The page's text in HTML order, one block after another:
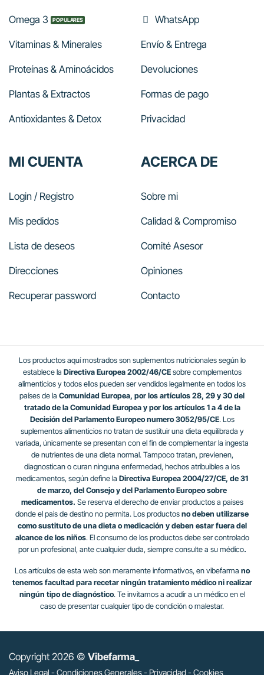
Omega 3
Vitaminas & Minerales
Proteínas & Aminoácidos
Plantas & Extractos
Antioxidantes & Detox
WhatsApp
Envío & Entrega
Devoluciones
Formas de pago
Privacidad
MI CUENTA
Login / Registro
Mis pedidos
Lista de deseos
Direcciones
Recuperar password
ACERCA DE
Sobre mi
Calidad & Compromiso
Comité Asesor
Opiniones
Contacto
Los productos aquí mostrados son suplementos nutricionales según lo
establece la Directiva Europea 2002/46/CEsobre complementos
alimenticios y todos ellos pueden ser vendidos legalmente en todos los
países de la Comunidad Europea, por los artículos 28, 29 y 30 del
tratado de la Comunidad Europea y por los artículos 1 a 4 de la
Decisión del Parlamento Europeo numero 3052/95/CE. Los
suplementos alimenticios no tratan de sustituir una dieta equilibrada y
variada, únicamente se presentan con el fin de complementar la ingesta
de nutrientes de una dieta normal. Tampoco tratan, previenen,
diagnostican o curan ninguna enfermedad, hechos atribuibles a los
medicamentos, según define la Directiva Europea 2004/27/CE, de 31
de marzo, del Consejo y del Parlamento Europeo sobre
medicamentos. Se reserva el derecho de enviar productos a paises
donde el pais de destino no permita. Los productos no deben utilizarse
como sustituto de una dieta o medicación y deben estar fuera del
alcance de los niños. El consumo de los productos debe ser controlado
por un profesional, ante cualquier duda, siempre consulte a su médico.
Los artículos de esta web son meramente informativos, en vibefarma no
tenemos facultad para recetar ningún tratamiento médico ni realizar
ningún tipo de diagnóstico. Te invitamos a acudir a un médico en el
caso de presentar cualquier tipo de condición o malestar.
Copyright 2026 © Vibefarma
Aviso Legal -Condiciones Generales- Privacidad-Cookies